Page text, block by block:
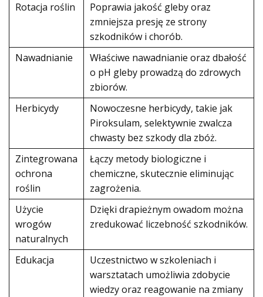
Rotacja roślin
Poprawia jakość gleby oraz
zmniejsza presję ze strony
szkodników i chorób.
Nawadnianie
Właściwe nawadnianie oraz dbałość
o pH gleby prowadzą do zdrowych
zbiorów.
Herbicydy
Nowoczesne herbicydy, takie jak
Piroksulam, selektywnie zwalcza
chwasty bez szkody dla zbóż.
Zintegrowana
ochrona
roślin
Łączy metody biologiczne i
chemiczne, skutecznie eliminując
zagrożenia.
Użycie
wrogów
naturalnych
Dzięki drapieżnym owadom można
zredukować liczebność szkodników.
Edukacja
Uczestnictwo w szkoleniach i
warsztatach umożliwia zdobycie
wiedzy oraz reagowanie na zmiany